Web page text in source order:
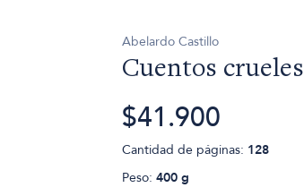
Abelardo Castillo
Cuentos crueles
$41.900
Cantidad de páginas: 128
Peso: 400 g